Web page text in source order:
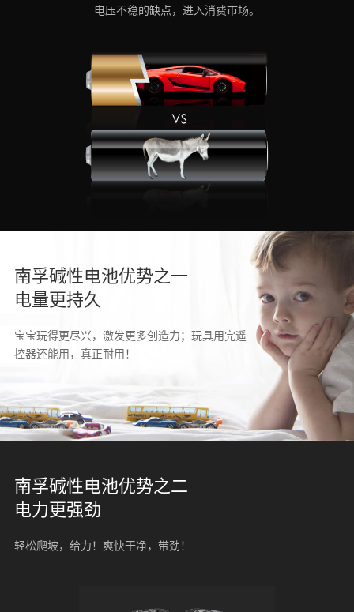
电压不稳的缺点，进入消费市场。
南孚碱性电池优势之一
电量更持久
宝宝玩得更尽兴，激发更多创造力；玩具用完遥
控器还能用，真正耐用！
南孚碱性电池优势之二
电力更强劲
轻松爬坡，给力！爽快干净，带劲！